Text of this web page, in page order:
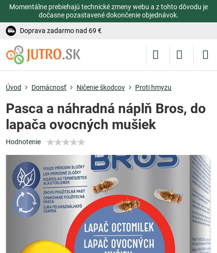
Momentálne prebiehajú technické zmeny webu a z tohto dôvodu je
dočasne pozastavené dokončenie objednávok.
Doprava zadarmo nad 69 €
Úvod Domácnosť Ničenie škodcov Proti hmyzu
Pasca a náhradná náplň Bros, do
lapača ovocných mušiek
Hodnotenie